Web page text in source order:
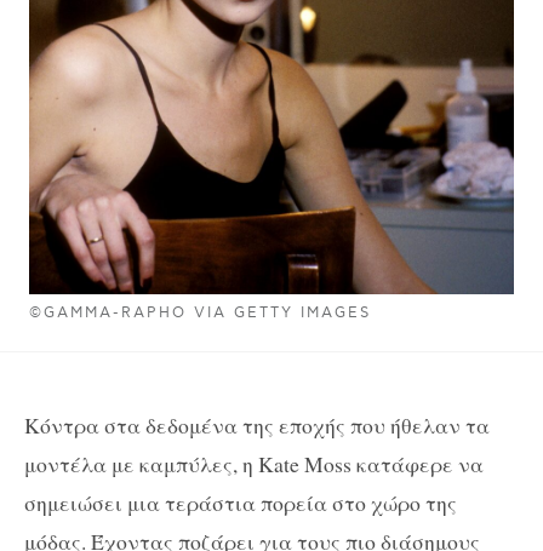
©GAMMA-RAPHO VIA GETTY IMAGES
Κόντρα στα δεδομένα της εποχής που ήθελαν τα
μοντέλα με καμπύλες, η Kate Moss κατάφερε να
σημειώσει μια τεράστια πορεία στο χώρο της
μόδας. Έχοντας ποζάρει για τους πιο διάσημους